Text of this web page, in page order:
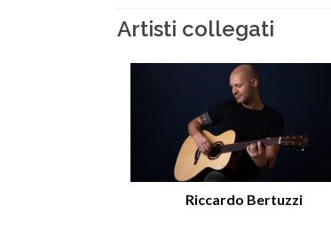
Artisti collegati
Riccardo Bertuzzi